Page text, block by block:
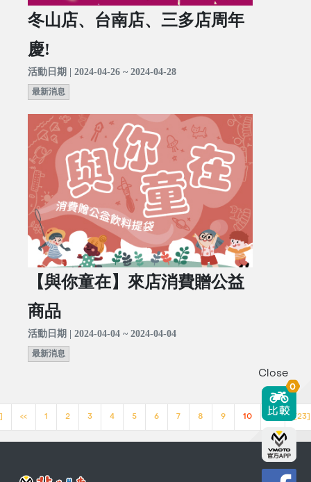
冬山店、台南店、三多店周年
慶!
活動日期 | 2024-04-26 ~ 2024-04-28
最新消息
【與你童在】來店消費贈公益
商品
活動日期 | 2024-04-04 ~ 2024-04-04
最新消息
<< 1 2 3 4 5 6 7 8 9 10 >> [23]
Close
0